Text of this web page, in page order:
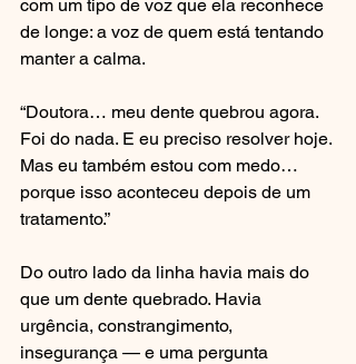
com um tipo de voz que ela reconhece
de longe: a voz de quem está tentando
manter a calma.
“Doutora… meu dente quebrou agora.
Foi do nada. E eu preciso resolver hoje.
Mas eu também estou com medo…
porque isso aconteceu depois de um
tratamento.”
Do outro lado da linha havia mais do
que um dente quebrado. Havia
urgência, constrangimento,
insegurança — e uma pergunta